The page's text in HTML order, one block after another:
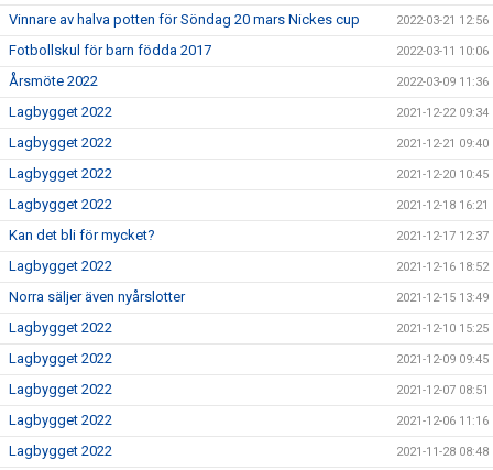
Vinnare av halva potten för Söndag 20 mars Nickes cup 2022-03-21 12:56
Fotbollskul för barn födda 2017 2022-03-11 10:06
Årsmöte 2022 2022-03-09 11:36
Lagbygget 2022 2021-12-22 09:34
Lagbygget 2022 2021-12-21 09:40
Lagbygget 2022 2021-12-20 10:45
Lagbygget 2022 2021-12-18 16:21
Kan det bli för mycket? 2021-12-17 12:37
Lagbygget 2022 2021-12-16 18:52
Norra säljer även nyårslotter 2021-12-15 13:49
Lagbygget 2022 2021-12-10 15:25
Lagbygget 2022 2021-12-09 09:45
Lagbygget 2022 2021-12-07 08:51
Lagbygget 2022 2021-12-06 11:16
Lagbygget 2022 2021-11-28 08:48